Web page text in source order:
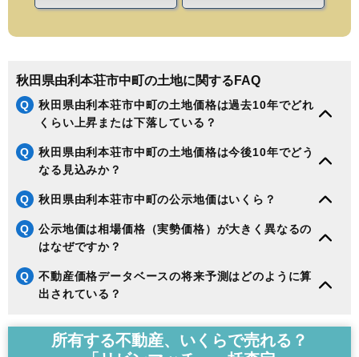
秋田県由利本荘市中町の土地に関するFAQ
Q
秋田県由利本荘市中町の土地価格は過去10年でどれ
くらい上昇または下落している？
Q
秋田県由利本荘市中町の土地価格は今後10年でどう
なる見込みか？
Q 秋田県由利本荘市中町の公示地価はいくら？
Q
公示地価は相場価格（実勢価格）が大きく異なるの
はなぜですか？
Q
不動産価格データベースの将来予測はどのように算
出されている？
所有する不動産、いくらで売れる？